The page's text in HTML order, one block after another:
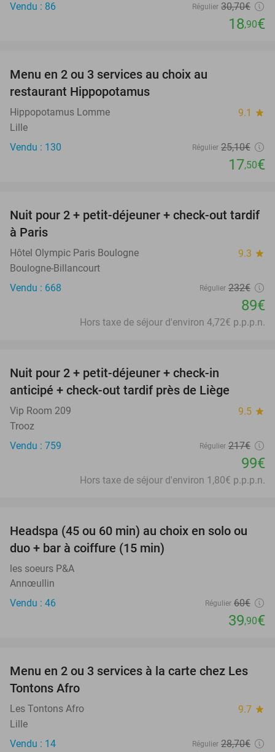
Vendu : 86
Régulier 30,70€
18,90€
Menu en 2 ou 3 services au choix au
restaurant Hippopotamus
Hippopotamus Lomme 9.1 star
Lille
Vendu : 130
Régulier 25,10€
17,50€
62%
Nuit pour 2 + petit-déjeuner + check-out tardif
à Paris
Hôtel Olympic Paris Boulogne 9.3 star
Boulogne-Billancourt
Vendu : 668
Régulier 232€
89€
Hors taxe de séjour d'environ 4,72€ p.p.p.n.
Nuit pour 2 + petit-déjeuner + check-in
anticipé + check-out tardif près de Liège
Vip Room 209 9.5 star
Trooz
Vendu : 759
Régulier 217€
99€
Hors taxe de séjour d'environ 1,80€ p.p.p.n.
34%
Headspa (45 ou 60 min) au choix en solo ou
duo + bar à coiffure (15 min)
les soeurs P&A
Annœullin
Vendu : 46
Régulier 60€
39,90€
31%
Menu en 2 ou 3 services à la carte chez Les
Tontons Afro
Les Tontons Afro 9.7 star
Lille
Vendu : 14
Régulier 28,70€